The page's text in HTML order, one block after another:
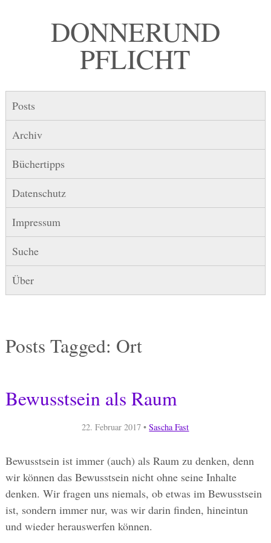
DONNER UND
PFLICHT
Posts
Archiv
Büchertipps
Datenschutz
Impressum
Suche
Über
Posts Tagged: Ort
Bewusstsein als Raum
22. Februar 2017 •Sascha Fast
Bewusstsein ist immer (auch) als Raum zu denken, denn
wir können das Bewusstsein nicht ohne seine Inhalte
denken. Wir fragen uns niemals, ob etwas im Bewusstsein
ist, sondern immer nur, was wir darin finden, hineintun
und wieder herauswerfen können.